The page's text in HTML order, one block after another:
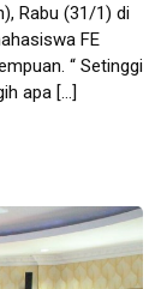
Rabu (31/1) di
FE
“ Setinggi
apa […]